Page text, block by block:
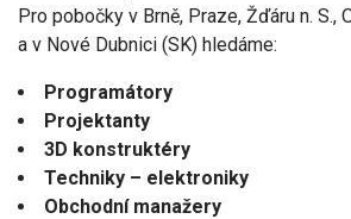
Pro pobočky v Brně, Praze, Žďáru n. S.,
a v Nové Dubnici (SK) hledáme:
Programátory
Projektanty
3D konstruktéry
Techniky – elektroniky
Obchodní manažery